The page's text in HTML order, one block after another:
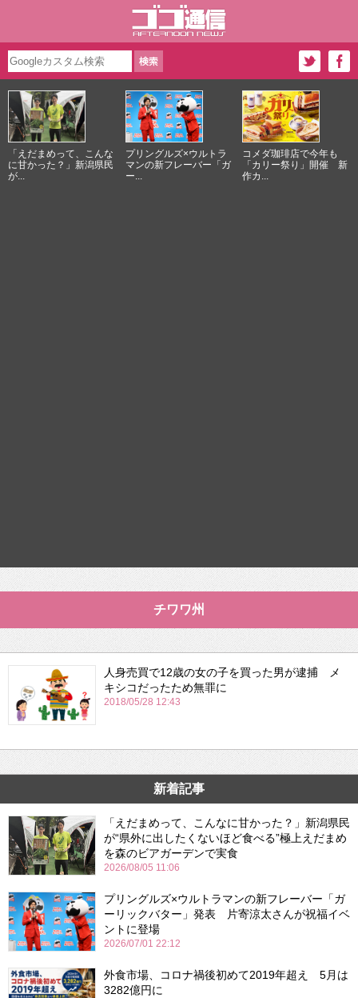
「えだまめって、こんな
に甘かった？」新潟県民
が...
プリングルズ×ウルトラ
マンの新フレーバー「ガ
ー...
コメダ珈琲店で今年も
「カリー祭り」開催 新
作カ...
チワワ州
人身売買で12歳の女の子を買った男が逮捕 メ
キシコだったため無罪に
2018/05/28 12:43
新着記事
「えだまめって、こんなに甘かった？」新潟県民
が“県外に出したくないほど食べる”極上えだまめ
を森のビアガーデンで実食
2026/08/05 11:06
プリングルズ×ウルトラマンの新フレーバー「ガ
ーリックバター」発表 片寄涼太さんが祝福イベ
ントに登場
2026/07/01 22:12
外食市場、コロナ禍後初めて2019年超え 5月は
3282億円に